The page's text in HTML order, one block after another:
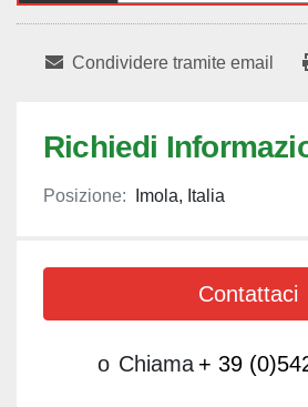
Condividere tramite email
Richiedi
Posizione: Imola, Italia
Contattaci
o Chiama + 39